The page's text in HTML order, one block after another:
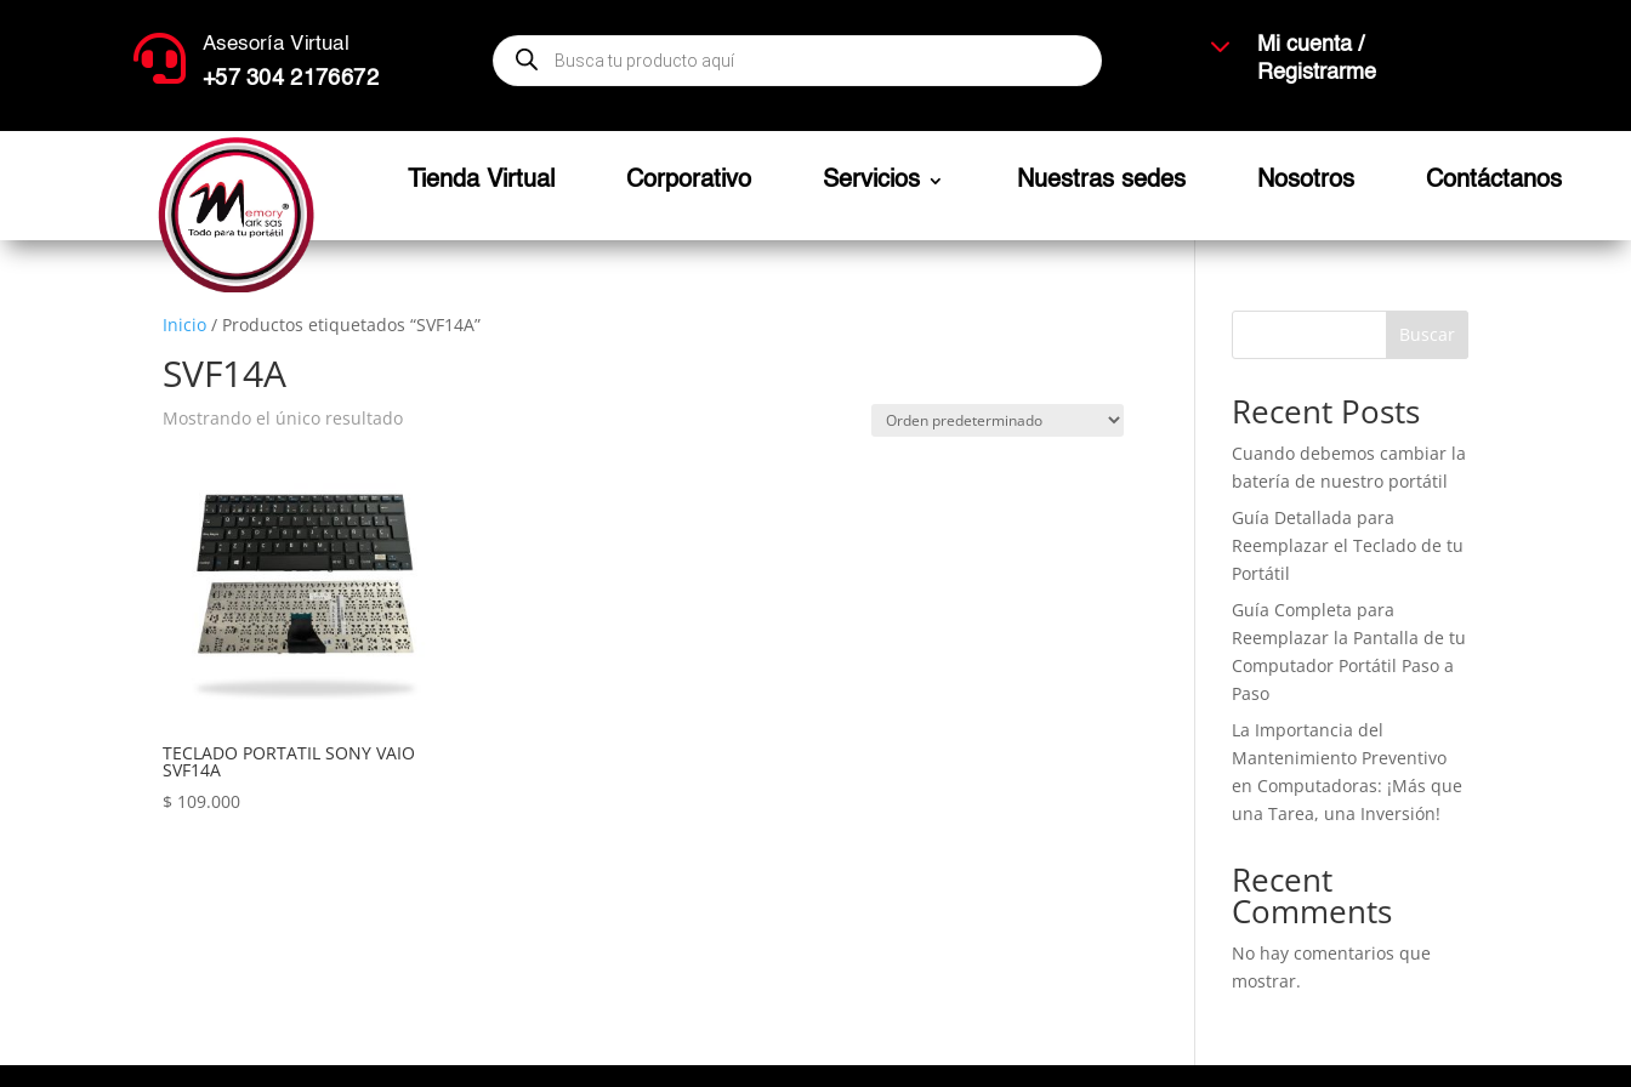
 Asesoría Virtual
+57 304 2176672
Búsqueda
de
productos
3
Mi cuenta /
Registrarme
Tienda Virtual Corporativo Servicios Nuestras sedes Nosotros Contáctanos
Inicio / Productos etiquetados “SVF14A”
SVF14A
Mostrando el único resultado
TECLADO PORTATIL SONY VAIO
SVF14A
$ 109.000
Buscar
Recent Posts
Cuando debemos cambiar la
batería de nuestro portátil
Guía Detallada para
Reemplazar el Teclado de tu
Portátil
Guía Completa para
Reemplazar la Pantalla de tu
Computador Portátil Paso a
Paso
La Importancia del
Mantenimiento Preventivo
en Computadoras: ¡Más que
una Tarea, una Inversión!
Recent
Comments
No hay comentarios que
mostrar.